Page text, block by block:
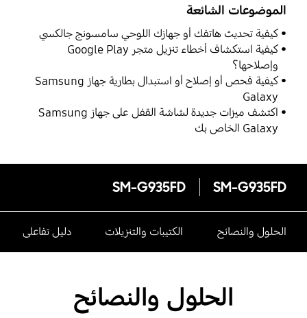
الموضوعات الشائعة
كيفية تحديث هاتفك أو جهازك اللوحي سامسونج جالكسي
كيفية استكشاف أخطاء تنزيل متجر Google Play
وإصلاحها؟
كيفية فحص أو إصلاح أو استبدال بطارية جهاز Samsung
Galaxy
اكتشف ميزات جديدة لشاشة القفل على جهاز Samsung
Galaxy الخاص بك
SM-G935FD
SM-G935FD
الحلول والنصائح الكتيبات والتنزيلات دليل تفاعلى
الحلول والنصائح